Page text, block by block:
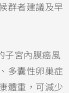
群者建議及早
子宮內膜癌風
多囊性卵巢症
體重，可減少